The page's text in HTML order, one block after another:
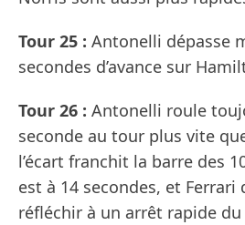
Tour 25 : Antonelli dépasse
secondes d’avance sur
Tour 26 : Antonelli roule
seconde au tour plus vite
l’écart franchit la barre des
est à 14 secondes, et
réfléchir à un arrêt rapide